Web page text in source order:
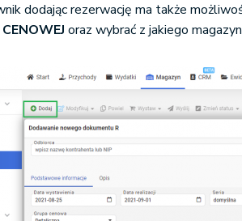
dodając rezerwację ma także
oraz wybrać z jakiego